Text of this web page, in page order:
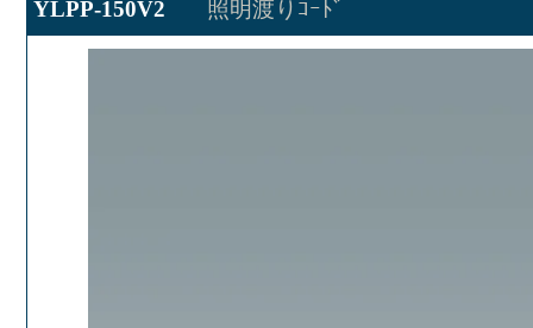
YLPP-150V2 照明渡りｺｰﾄﾞ